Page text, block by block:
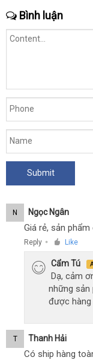
Bình luận
N Ngọc Ngân
Giá rẻ, sản
Reply ● Like
Cẩm Tú
Dạ, cảm
những sản
được hàng
T Thanh Hải
Có ship hàng